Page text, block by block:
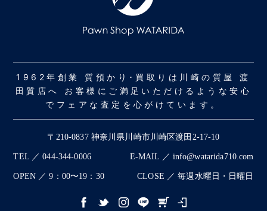
1962年創業 質預かり･買取りは川崎の質屋 渡
田質店へ お客様にご満足いただけるような安心
でフェアな査定を心がけています。
〒210-0837 神奈川県川崎市川崎区渡田2-17-10
TEL ／ 044-344-0006 E-MAIL ／ info@watarida710.com
OPEN ／ 9：00〜19：30 CLOSE ／ 毎週水曜日・日曜日